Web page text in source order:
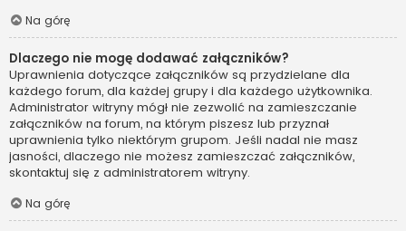
Na górę
Dlaczego nie mogę dodawać załączników?
Uprawnienia dotyczące załączników są przydzielane dla
każdego forum, dla każdej grupy i dla każdego użytkownika.
Administrator witryny mógł nie zezwolić na zamieszczanie
załączników na forum, na którym piszesz lub przyznał
uprawnienia tylko niektórym grupom. Jeśli nadal nie masz
jasności, dlaczego nie możesz zamieszczać załączników,
skontaktuj się z administratorem witryny.
Na górę